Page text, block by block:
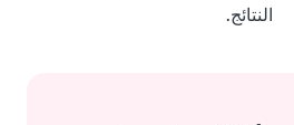
النتائج.